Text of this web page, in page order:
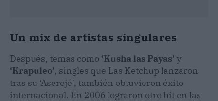
Un mix de artistas singulares
Después, temas como ‘Kusha las Payas’ y
‘Krapuleo’, singles que Las Ketchup lanzaron
tras su ‘Aserejé’, también obtuvieron éxito
internacional. En 2006 lograron otro hit en las